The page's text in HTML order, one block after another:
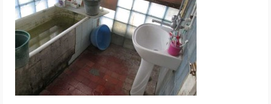
Grieķija
Krēta
Francija
Austrija